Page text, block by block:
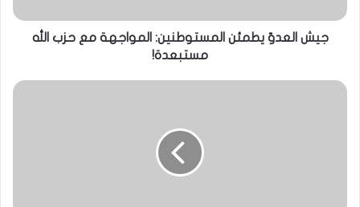
جيش العدوّ يطمئن المستوطنين: المواجهة مع حزب الله
مستبعدة!